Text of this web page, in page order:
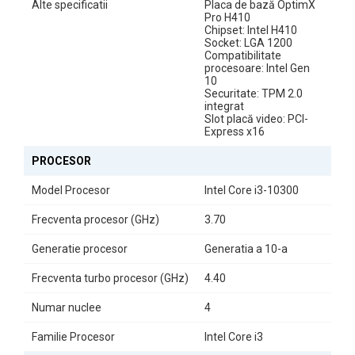
Procesorul Intel Core i3-10100 asigură performanță solidă pentru
aplicații office, documente, email, browsing și sarcini
administrative, fiind o alegere echilibrată pentru productivitate
Memorie DDR4 pentru Multitasking Eficient
Cei 16GB RAM DDR4 permit rularea simultană a mai multor
aplicații fără întreruperi, oferind o experiență stabilă și fluidă în
utilizarea zilnică.
SSD-ul de 512GB oferă spațiu suficient pentru documente,
instant la fișiere.
Alte specificatii
Placa de bază OptimX
Pro H410
Chipset: Intel H410
Socket: LGA 1200
Compatibilitate
procesoare: Intel Gen
10
Securitate: TPM 2.0
integrat
Slot placă video: PCI-
Express x16
PROCESOR
Model Procesor Intel Core i3-10300
Frecventa procesor (GHz) 3.70
Generatie procesor Generatia a 10-a
Frecventa turbo procesor (GHz) 4.40
Numar nuclee 4
Familie Procesor Intel Core i3